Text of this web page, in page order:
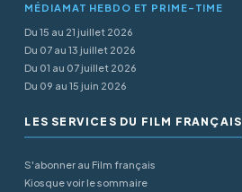
MÉDIAMAT HEBDO ET PRIME-TIME
Du 15 au 21 juillet 2026
Du 07 au 13 juillet 2026
Du 01 au 07 juillet 2026
Du 09 au 15 juin 2026
LES SERVICES DU FILM FRANÇAIS
S'abonner au Film français
Kiosque voir le sommaire